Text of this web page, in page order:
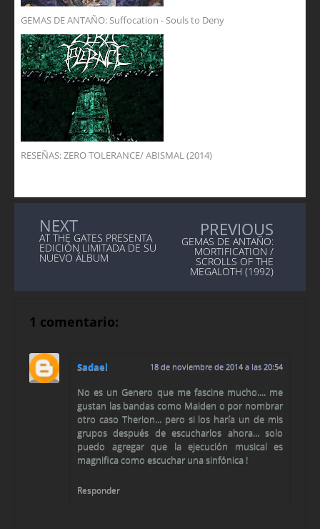
GEMAS DE ANTAÑO: Suffocation - Souls to Deny
RESEÑAS: ZERO TOLERANCE/ ABISMAL (2014)
NEXT
AT THE GATES PRESENTA
EDICIÓN LIMITADA DE SU
NUEVO ÁLBUM
PREVIOUS
GEMAS DE ANTAÑO:
MORTIFICATION /
SCROLLS OF THE
MEGALOTH (1992)
1 comentario:
Sadael 18 de noviembre de 2014 a las 20:54
No es un Genero que me fascine mucho.... me
gustan las bandas como Maiden o por nombrar
otro caso Therion... pero si los haría un de mis
grupos después de escucharlos ahora... solo
puedo agregar que la ejecución musical es
magnifica como escuchar una sinfónica !
Responder